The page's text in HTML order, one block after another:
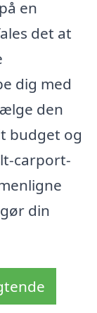
en
det at
dig med
den
budget og
carport-
din